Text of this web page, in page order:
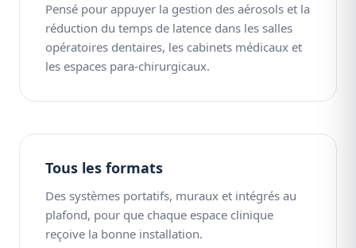
Pensé pour appuyer la gestion des aérosols et la
réduction du temps de latence dans les salles
opératoires dentaires, les cabinets médicaux et
les espaces para-chirurgicaux.
Tous les formats
Des systèmes portatifs, muraux et intégrés au
plafond, pour que chaque espace clinique
reçoive la bonne installation.